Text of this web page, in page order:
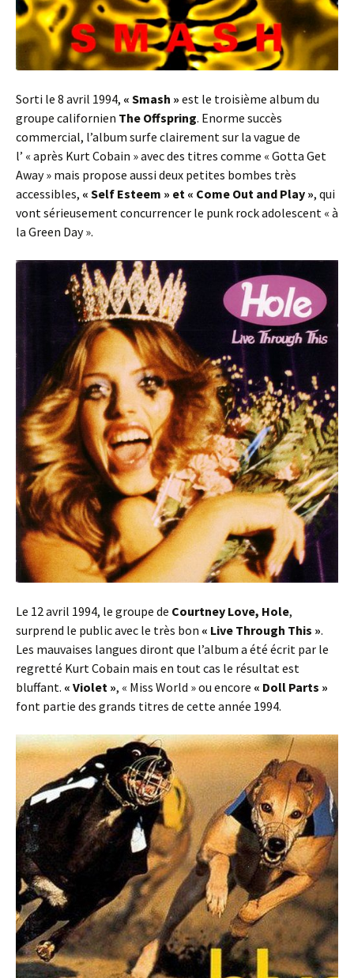
Sorti le 8 avril 1994, « Smash » est le troisième album du
groupe californien The Offspring. Enorme succès
commercial, l’album surfe clairement sur la vague de
l’ « après Kurt Cobain » avec des titres comme « Gotta Get
Away » mais propose aussi deux petites bombes très
accessibles, « Self Esteem » et « Come Out and Play », qui
vont sérieusement concurrencer le punk rock adolescent « à
la Green Day ».
Le 12 avril 1994, le groupe de Courtney Love, Hole,
surprend le public avec le très bon « Live Through This ».
Les mauvaises langues diront que l’album a été écrit par le
regretté Kurt Cobain mais en tout cas le résultat est
bluffant. « Violet », « Miss World » ou encore « Doll Parts »
font partie des grands titres de cette année 1994.